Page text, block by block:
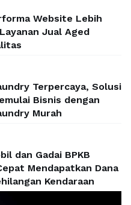
Website Lebih
Jual Aged
Terpercaya, Solusi
Bisnis dengan
Murah
dan Gadai BPKB
Mendapatkan Dana
Kendaraan